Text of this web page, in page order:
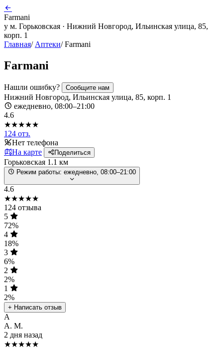
Farmani
у м. Горьковская · Нижний Новгород, Ильинская улица, 85,
корп. 1
Главная/ Аптеки/ Farmani
Farmani
Нашли ошибку? Сообщите нам
Нижний Новгород, Ильинская улица, 85, корп. 1
ежедневно, 08:00–21:00
4.6
★★★★★
124 отз.
Нет телефона
На карте
Поделиться
Горьковская 1.1 км
Режим работы: ежедневно, 08:00–21:00
4.6
★★★★★
124 отзыва
5
72%
4
18%
3
6%
2
2%
1
2%
+ Написать отзыв
А
А. М.
2 дня назад
★★★★★